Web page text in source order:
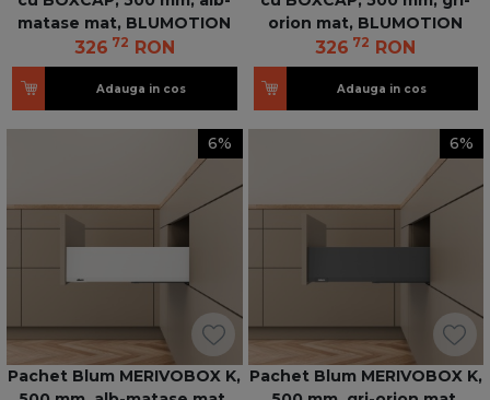
matase mat, BLUMOTION
326 72 RON
Adauga in cos
orion mat, BLUMOTION
326 72 RON
Adauga in cos
6%
Pachet Blum MERIVOBOX K,
6%
Pachet Blum MERIVOBOX K,